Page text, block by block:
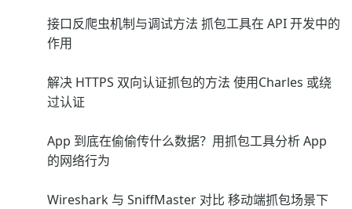
接口反爬虫机制与调试方法 抓包工具在 API 开发中的
作用
解决 HTTPS 双向认证抓包的方法 使用Charles 或绕
过认证
App 到底在偷偷传什么数据？用抓包工具分析 App
的网络行为
Wireshark 与 SniffMaster 对比 移动端抓包场景下